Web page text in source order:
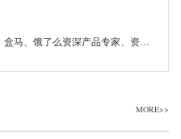
业相关的产品（骑手APP）
聚焦骑手APP操作体验、路
曾任阿里巴巴、盒马、饿了么资深产品专家、资深产品运营专家、字节跳动即时配送产品负责人。
MORE>>